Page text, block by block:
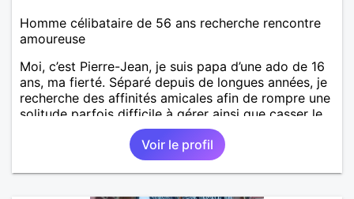
Homme célibataire de 56 ans recherche rencontre
amoureuse
Moi, c’est Pierre-Jean, je suis papa d’une ado de 16
ans, ma fierté. Séparé depuis de longues années, je
recherche des affinités amicales afin de rompre une
solitude parfois difficile à gérer ainsi que casser le
vague à l’âme. L’amitié reste extrêmement
importante à mes yeux mais peut se décliner en des
sentiments plus puissants. « Le temps fera son
œuvre » disait Arthur Schopenhauer, philosophe
Voir le profil